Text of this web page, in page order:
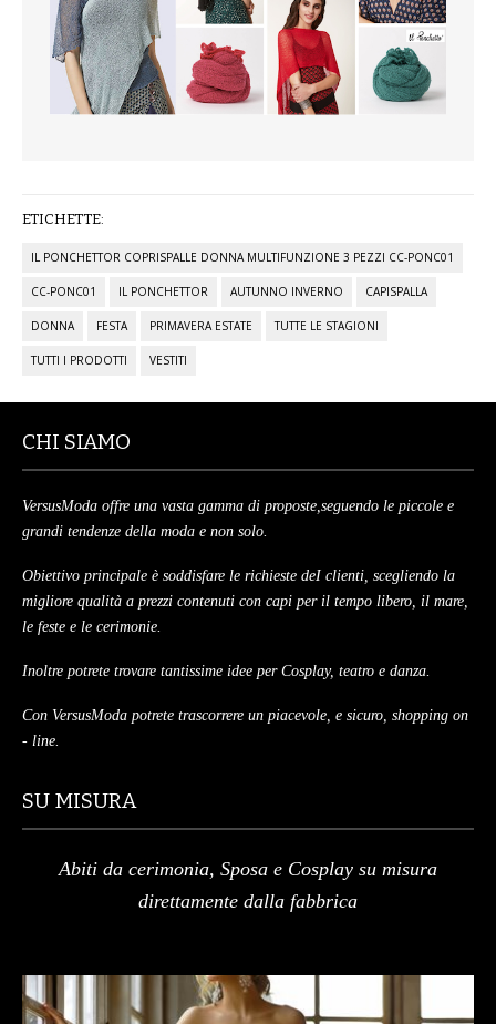
ETICHETTE:
IL PONCHETTOR COPRISPALLE DONNA MULTIFUNZIONE 3 PEZZI CC-PONC01
CC-PONC01 IL PONCHETTOR AUTUNNO INVERNO CAPISPALLA
DONNA FESTA PRIMAVERA ESTATE TUTTE LE STAGIONI
TUTTI I PRODOTTI VESTITI
CHI SIAMO
VersusModa offre una vasta gamma di proposte,seguendo le piccole e
grandi tendenze della moda e non solo.
Obiettivo principale è soddisfare le richieste deI clienti, scegliendo la
migliore qualità a prezzi contenuti con capi per il tempo libero, il mare,
le feste e le cerimonie.
Inoltre potrete trovare tantissime idee per Cosplay, teatro e danza.
Con VersusModa potrete trascorrere un piacevole, e sicuro, shopping on
- line.
SU MISURA
Abiti da cerimonia, Sposa e Cosplay su misura
direttamente dalla fabbrica